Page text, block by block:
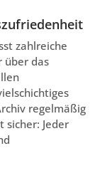
zahlreiche
über das
regelmäßig
sicher: Jeder